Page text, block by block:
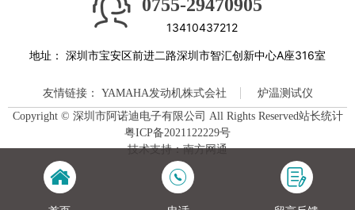
0755-29470905
13410437212
地址： 深圳市宝安区前进二路深圳市智汇创新中心A座316室
友情链接： YAMAHA发动机株式会社
炉温测试仪
Copyright © 深圳市阿诺迪电子有限公司 All Rights Reserved站长统计
粤ICP备2021122229号
技术支持：南方网通